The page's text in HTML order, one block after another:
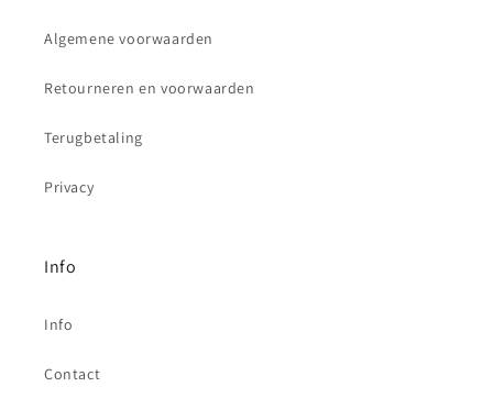
Algemene voorwaarden
Retourneren en voorwaarden
Terugbetaling
Privacy
Info
Info
Contact